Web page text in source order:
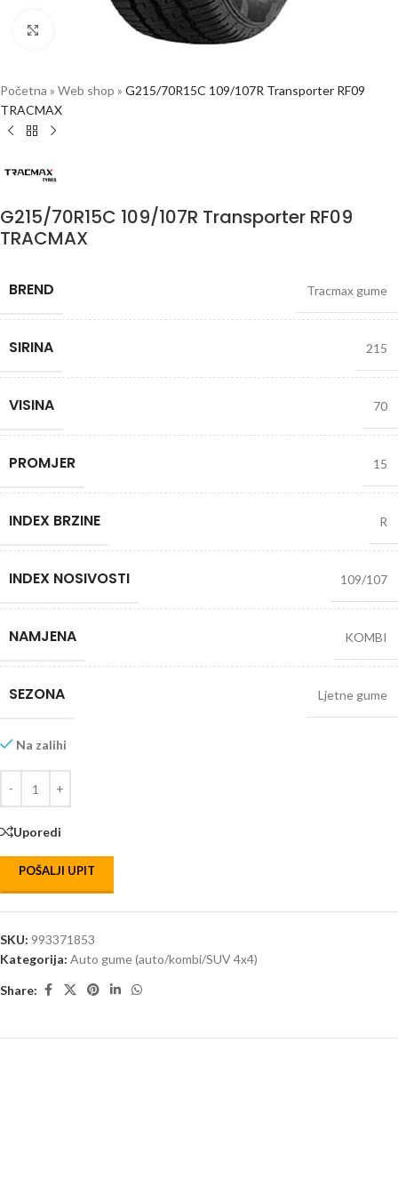
Click to enlarge
Početna » Web shop » G215/70R15C 109/107R Transporter RF09
TRACMAX
G215/70R15C 109/107R Transporter RF09
TRACMAX
BREND Tracmax gume
SIRINA 215
VISINA 70
PROMJER 15
INDEX BRZINE R
INDEX NOSIVOSTI 109/107
NAMJENA KOMBI
SEZONA Ljetne gume
Na zalihi
Uporedi
POŠALJI UPIT
SKU: 993371853
Kategorija: Auto gume (auto/kombi/SUV 4x4)
Share: